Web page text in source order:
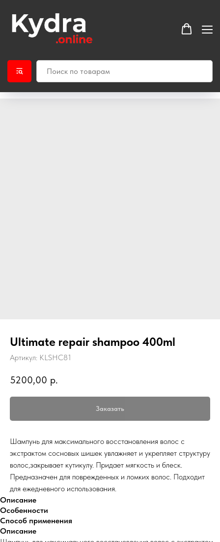
Ultimate repair shampoo 400ml
Артикул: KLSHC81
5200,00 р.
Заказать
Шампунь для максимального восстановления волос с
экстрактом сосновых шишек увлажняет и укрепляет структуру
волос,закрывает кутикулу. Придает мягкость и блеск.
Предназначен для поврежденных и ломких волос. Подходит
для ежедневного использования.
Описание
Особенности
Способ применения
Описание